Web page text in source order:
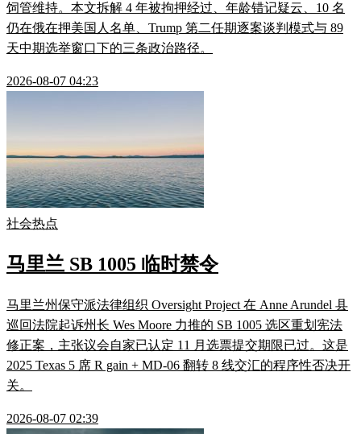
饲管维持。本文拆解 4 年被拘押经过、年龄错记疑云、10 名
仍在俄在押美国人名单、Trump 第二任期逐案谈判模式与 89
天中期选举窗口下的三条政治路径。
2026-08-07 04:23
社会热点
马里兰 SB 1005 临时禁令
马里兰州保守派法律组织 Oversight Project 在 Anne Arundel 县
巡回法院起诉州长 Wes Moore 力推的 SB 1005 选区重划宪法
修正案，主张议会自家已认定 11 月选票提交期限已过。这是
2025 Texas 5 席 R gain + MD-06 翻转 8 线交汇的程序性否决开
关。
2026-08-07 02:39